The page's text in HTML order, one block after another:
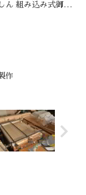
ん 組み込み式御霊
作